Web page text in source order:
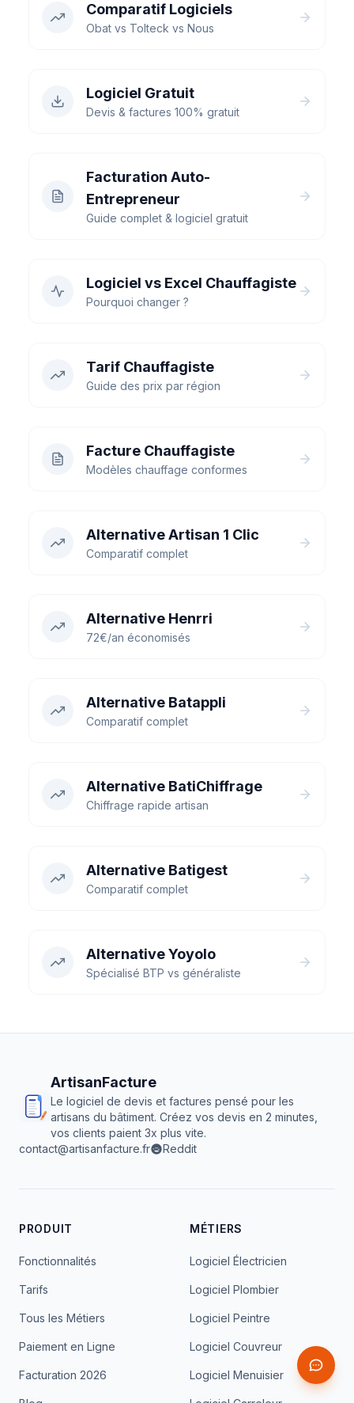
Comparatif Logiciels
Obat vs Tolteck vs Nous
Logiciel Gratuit
Devis & factures 100% gratuit
Facturation Auto-
Entrepreneur
Guide complet & logiciel gratuit
Logiciel vs Excel Chauffagiste
Pourquoi changer ?
Tarif Chauffagiste
Guide des prix par région
Facture Chauffagiste
Modèles chauffage conformes
Alternative Artisan 1 Clic
Comparatif complet
Alternative Henrri
72€/an économisés
Alternative Batappli
Comparatif complet
Alternative BatiChiffrage
Chiffrage rapide artisan
Alternative Batigest
Comparatif complet
Alternative Yoyolo
Spécialisé BTP vs généraliste
ArtisanFacture
Le logiciel de devis et factures pensé pour les
artisans du bâtiment. Créez vos devis en 2 minutes,
vos clients paient 3x plus vite.
contact@artisanfacture.fr
Reddit
PRODUIT
Fonctionnalités
Tarifs
Tous les Métiers
Paiement en Ligne
Facturation 2026
MÉTIERS
Logiciel Électricien
Logiciel Plombier
Logiciel Peintre
Logiciel Couvreur
Logiciel Menuisier